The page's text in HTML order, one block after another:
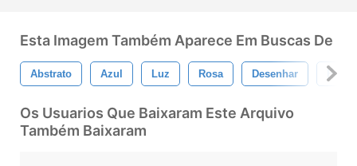
Esta Imagem Também Aparece Em Buscas De
Abstrato Azul Luz Rosa Desenhar
Os Usuarios Que Baixaram Este Arquivo
Também Baixaram